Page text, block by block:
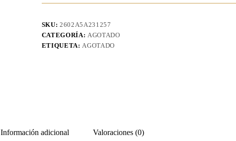
SKU:2602A5A231257
CATEGORÍA: AGOTADO
ETIQUETA:AGOTADO
Información adicional Valoraciones (0)